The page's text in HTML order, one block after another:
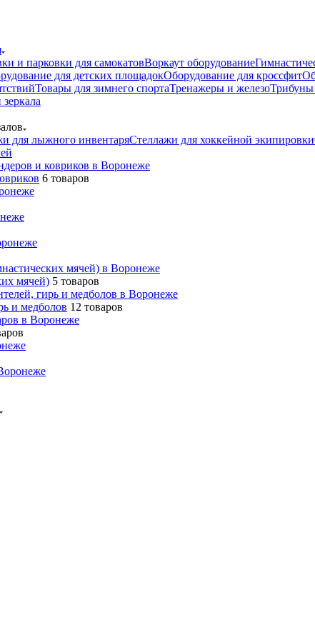
и парковки для самокатовВоркаут оборудование
для детских площадокОборудование для кроссфит
Товары для зимнего спортаТренажеры и железоТрибуны
для лыжного инвентаряСтеллажи для хоккейной экипировки
6 товаров
мячей) 5 товаров
и медболов 12 товаров